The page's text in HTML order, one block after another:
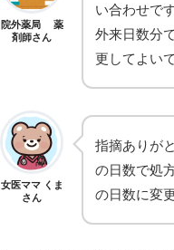
院外薬局 薬
剤師さん
い合わせで
外来日数分
更してよい
女医ママ くま
さん
指摘ありが
の日数で処
の日数に変